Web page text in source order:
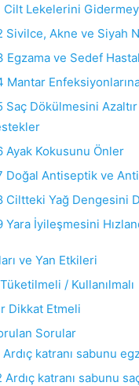
Cilt Lekelerini
Sivilce, Akne ve Siyah
Egzama ve Sedef
Mantar
Saç Dökülmesini Azaltır
Ayak Kokusunu Önler
Doğal Antiseptik ve
Ciltteki Yağ Dengesini
Yara İyileşmesini
ve Yan Etkileri
/ Kullanılmalı
Dikkat Etmeli
Sorular
Ardıç katranı sabunu
Ardıç katranı sabunu